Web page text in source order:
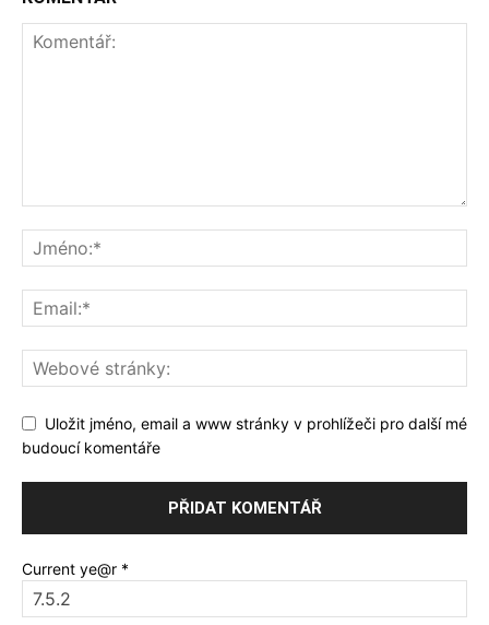
Uložit jméno, email a www stránky v prohlížeči pro další mé
budoucí komentáře
Current ye@r *